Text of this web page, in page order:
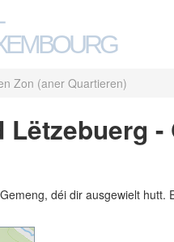
Zon (aner Quartieren)
Lëtzebuerg
déi dir ausgewielt